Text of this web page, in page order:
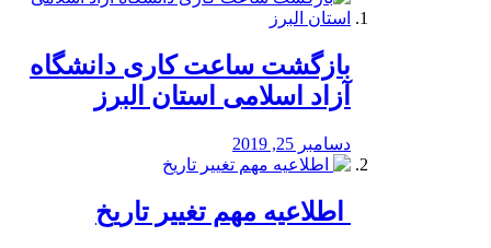
بازگشت ساعت کاری دانشگاه
آزاد اسلامی استان البرز
دسامبر 25, 2019
️ اطلاعیه مهم تغییر تاریخ